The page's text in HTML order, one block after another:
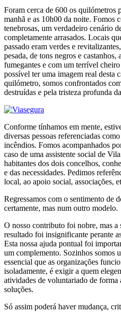
Foram cerca de 600 os quilómetros
manhã e as 10h00 da noite. Fomos
tenebrosas, um verdadeiro cenário
completamente arrasados. Locais
passado eram verdes e
pesada, de tons negros e
fumegantes e com um terrível
possível ter uma imagem real desta
quilómetro, somos confrontados
destruídas e pela tristeza profunda
Conforme tínhamos em mente,
diversas pessoas referenciadas
incêndios. Fomos acompanhados
caso de uma assistente social de
habitantes dos dois concelhos,
e das necessidades. Pedimos
local, ao apoio social, associações,
Regressamos com o sentimento
certamente, mas num outro modelo.
O nosso contributo foi nobre, mas a
resultado foi insignificante perante
Esta nossa ajuda pontual foi
um complemento. Sozinhos somos
essencial que as organizações
isoladamente, é exigir a quem
atividades de voluntariado de forma
soluções.
Só assim poderá haver mudança,